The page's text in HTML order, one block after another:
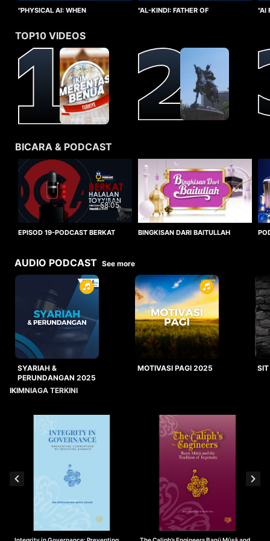
"PHYSICAL AI: WHEN
"AL-KINDI: FATHER OF
"AI
TOP10 VIDEOS
BICARA & PODCAST
58:05
EPISOD 19-PODCAST BERKAT
BINGKISAN DARI BAITULLAH
AUDIO PODCAST See more
SYARIAH &
PERUNDANGAN 2025
MOTIVASI PAGI 2025
IKIMNIAGA TERKINI